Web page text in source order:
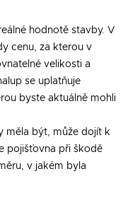
hodnotě stavby. V
cenu, za kterou v
velikosti a
se uplatňuje
byste aktuálně mohli
měla být, může dojít k
pojišťovna při škodě
v jakém byla